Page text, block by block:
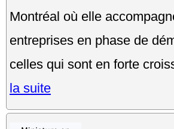
Montréal où elle
entreprises en phase de
celles qui sont en forte
la suite